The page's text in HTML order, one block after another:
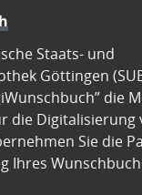
Staats- und
Göttingen
die
die Digitalisierung
Sie die
Ihres